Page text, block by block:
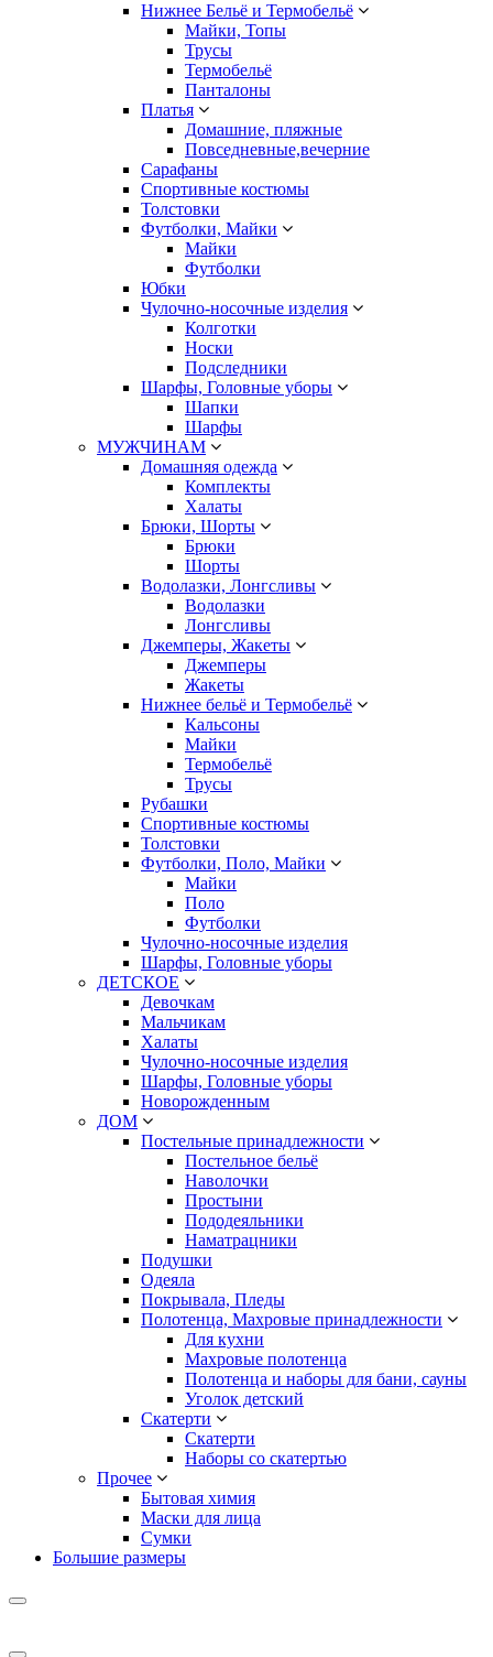
Нижнее Бельё и Термобельё
Майки, Топы
Трусы
Термобельё
Панталоны
Платья
Домашние, пляжные
Повседневные,вечерние
Сарафаны
Спортивные костюмы
Толстовки
Футболки, Майки
Майки
Футболки
Юбки
Чулочно-носочные изделия
Колготки
Носки
Подследники
Шарфы, Головные уборы
Шапки
Шарфы
МУЖЧИНАМ
Домашняя одежда
Комплекты
Халаты
Брюки, Шорты
Брюки
Шорты
Водолазки, Лонгсливы
Водолазки
Лонгсливы
Джемперы, Жакеты
Джемперы
Жакеты
Нижнее бельё и Термобельё
Кальсоны
Майки
Термобельё
Трусы
Рубашки
Спортивные костюмы
Толстовки
Футболки, Поло, Майки
Майки
Поло
Футболки
Чулочно-носочные изделия
Шарфы, Головные уборы
ДЕТСКОЕ
Девочкам
Мальчикам
Халаты
Чулочно-носочные изделия
Шарфы, Головные уборы
Новорожденным
ДОМ
Постельные принадлежности
Постельное бельё
Наволочки
Простыни
Пододеяльники
Наматрацники
Подушки
Одеяла
Покрывала, Пледы
Полотенца, Махровые принадлежности
Для кухни
Махровые полотенца
Полотенца и наборы для бани, сауны
Уголок детский
Скатерти
Скатерти
Наборы со скатертью
Прочее
Бытовая химия
Маски для лица
Сумки
Большие размеры